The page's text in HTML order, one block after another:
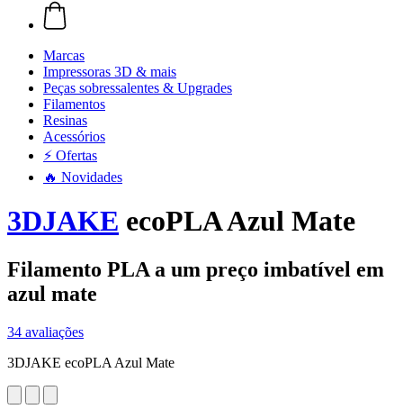
Marcas
Impressoras 3D & mais
Peças sobressalentes & Upgrades
Filamentos
Resinas
Acessórios
⚡ Ofertas
🔥 Novidades
3DJAKE ecoPLA Azul Mate
Filamento PLA a um preço imbatível em
azul mate
34 avaliações
3DJAKE ecoPLA Azul Mate